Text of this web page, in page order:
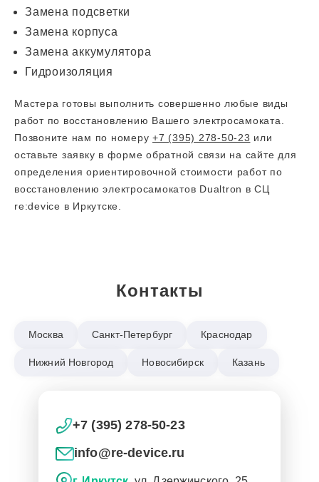
Замена подсветки
Замена корпуса
Замена аккумулятора
Гидроизоляция
Мастера готовы выполнить совершенно любые виды
работ по восстановлению Вашего электросамоката.
Позвоните нам по номеру +7 (395) 278-50-23 или
оставьте заявку в форме обратной связи на сайте для
определения ориентировочной стоимости работ по
восстановлению электросамокатов Dualtron в СЦ
re:device в Иркутске.
Контакты
Москва Санкт-Петербург Краснодар
Нижний Новгород Новосибирск Казань
+7 (395) 278-50-23
info@re-device.ru